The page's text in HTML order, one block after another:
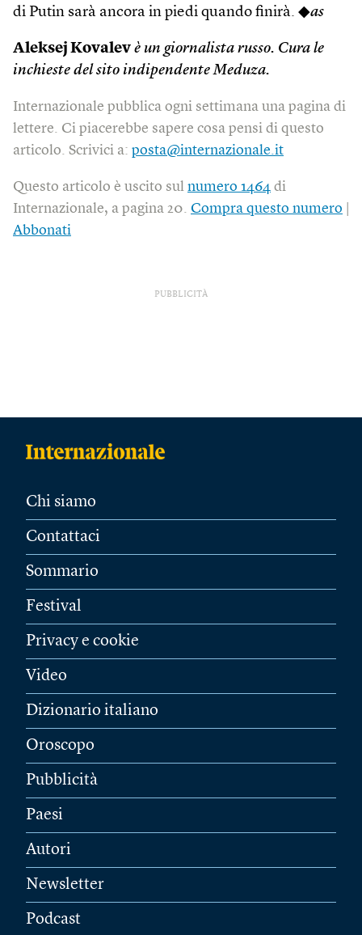
di Putin sarà ancora in piedi quando finirà. ◆as
Aleksej Kovalev è un giornalista russo. Cura le
inchieste del sito indipendente Meduza.
Internazionale pubblica ogni settimana una pagina di
lettere. Ci piacerebbe sapere cosa pensi di questo
articolo. Scrivici a: posta@internazionale.it
Questo articolo è uscito sul numero 1464 di
Internazionale, a pagina 20. Compra questo numero
Abbonati
PUBBLICITÀ
Chi siamo
Contattaci
Sommario
Festival
Privacy e cookie
Video
Dizionario italiano
Oroscopo
Pubblicità
Paesi
Autori
Newsletter
Podcast